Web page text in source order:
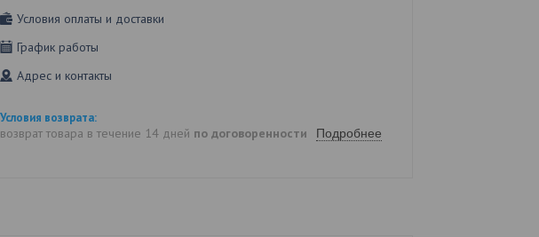
Условия оплаты и доставки
График работы
Адрес и контакты
возврат товара в течение 14 дней по договоренности Подробнее